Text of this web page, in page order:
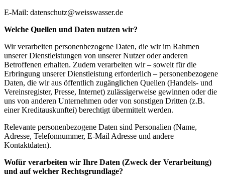
E-Mail: datenschutz@weisswasser.de
Welche Quellen und Daten nutzen wir?
Wir verarbeiten personenbezogene Daten, die wir im Rahmen
unserer Dienstleistungen von unserer Nutzer oder anderen
Betroffenen erhalten. Zudem verarbeiten wir – soweit für die
Erbringung unserer Dienstleistung erforderlich – personenbezogene
Daten, die wir aus öffentlich zugänglichen Quellen (Handels- und
Vereinsregister, Presse, Internet) zulässigerweise gewinnen oder die
uns von anderen Unternehmen oder von sonstigen Dritten (z.B.
einer Kreditauskunftei) berechtigt übermittelt werden.
Relevante personenbezogene Daten sind Personalien (Name,
Adresse, Telefonnummer, E-Mail Adresse und andere
Kontaktdaten).
Wofür verarbeiten wir Ihre Daten (Zweck der Verarbeitung)
und auf welcher Rechtsgrundlage?